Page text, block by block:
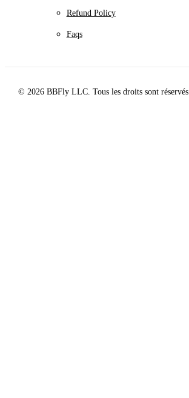
Refund Policy
Faqs
© 2026 BBFly LLC. Tous les droits sont réservés